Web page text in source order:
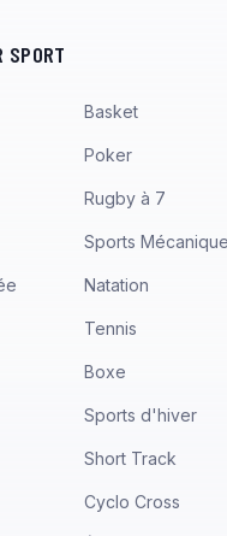
SPORT
Basket
Poker
Rugby à 7
Sports
Natation
Tennis
Boxe
Sports d'hiver
Short Track
Cyclo Cross